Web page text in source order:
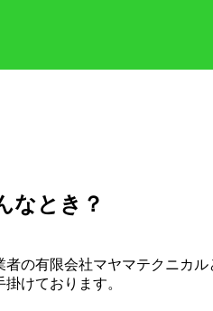
なとき？
の有限会社マヤマテクニカル
けております。